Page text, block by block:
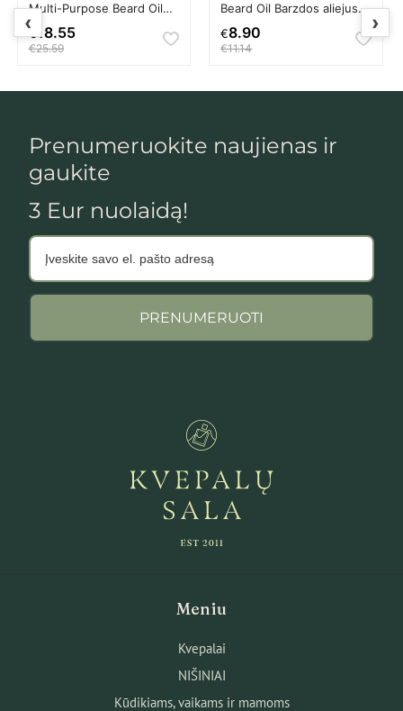
Multi-Purpose Beard Oil
Barzdos aliejus Vyrams
€18.55
€25.59
Beard Oil Barzdos aliejus
Vyrams
€8.90
€11.14
‹ ›
Prenumeruokite naujienas ir
gaukite
3 Eur nuolaidą!
PRENUMERUOTI
Meniu
Kvepalai
NIŠINIAI
Kūdikiams, vaikams ir mamoms